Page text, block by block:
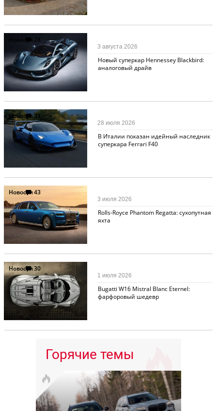
Новости 28
Новый суперкар Hennessey Blackbird:
аналоговый драйв
3 августа 2026
Новости31
В Италии показан идейный наследник
суперкара Ferrari F40
28 июля 2026
Новости43
Rolls-Royce Phantom Regatta: сухопутная
яхта
3 июля 2026
Новости30
Bugatti W16 Mistral Blanc Eternel:
фарфоровый шедевр
1 июля 2026
Горячие темы